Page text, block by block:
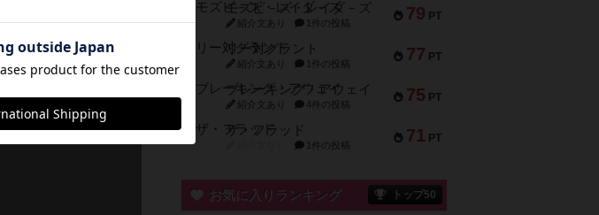
79 PT
モズビ－ズ・レイダ－ズ
紹介文あり 1件の投稿
77 PT
リー対グラント
紹介文あり 1件の投稿
75 PT
ブレーキング・アウェイ
紹介文あり 4件の投稿
71 PT
ザ・フラッド
1件の投稿
お気に入りランキング トップ50